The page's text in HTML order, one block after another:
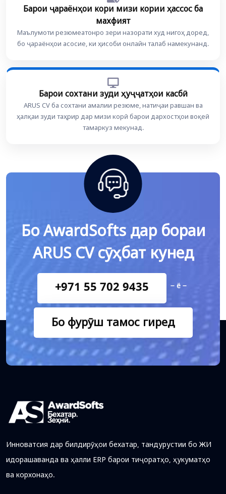
Барои ҷараёнҳои кори мизи кории ҳассос ба
махфият
Маълумоти резюмеатонро зери назорати худ нигоҳ доред,
бо ҷараёнҳои асосие, ки ҳисоби онлайн талаб намекунанд.
Барои сохтани зуди ҳуҷҷатҳои касбӣ
ARUS CV ба сохтани амалии резюме, натиҷаи равшан ва
ҳалқаи зуди таҳрир дар мизи корӣ барои дархостҳои воқеӣ
тамаркуз мекунад.
Бо AwardSofts дар бораи
ARUS CV сӯҳбат кунед
+971 55 702 9435 − ё −
Бо фурӯш тамос гиред
Инноватсия дар билдирӯҳои бехатар, тандурустии бо ЖИ
идорашаванда ва ҳалли ERP барои тиҷоратҳо, ҳукуматҳо
ва корхонаҳо.